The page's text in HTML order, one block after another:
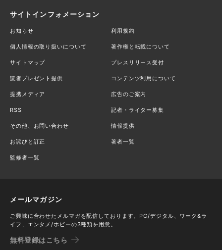
サイトインフォメーション
お知らせ 利用規約
個人情報の取り扱いについて 著作権と転載について
サイトマップ プレスリリース受付
読者プレゼント提供 コンテンツ利用について
提携メディア 広告のご案内
RSS 記者・ライター募集
その他、お問い合わせ 情報提供
お詫びと訂正 著者一覧
監修者一覧
メールマガジン
ご興味に合わせたメルマガを配信しております。PC/デジタル、ワーク&ラ
イフ、エンタメ/ホビーの3種類を用意。
無料登録はこちら